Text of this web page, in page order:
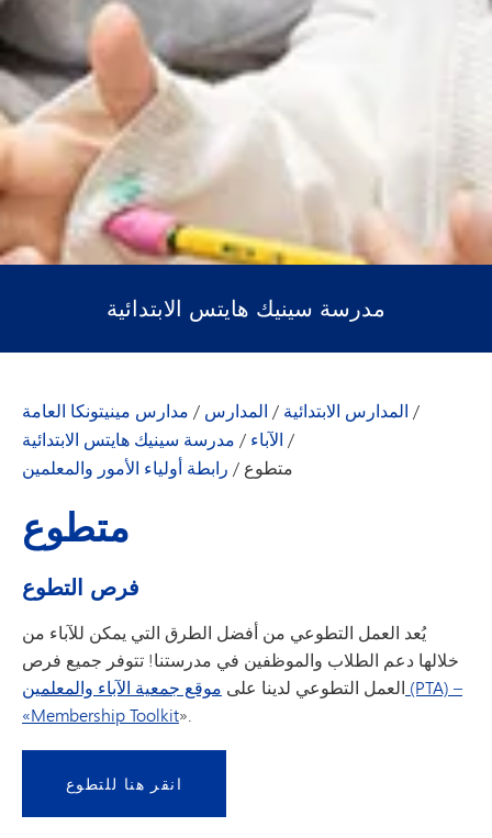
مدرسة سينيك هايتس الابتدائية
مدارس مينيتونكا العامة / المدارس / المدارس الابتدائية /
مدرسة سينيك هايتس الابتدائية / الآباء /
رابطة أولياء الأمور والمعلمين / متطوع
متطوع
فرص التطوع
يُعد العمل التطوعي من أفضل الطرق التي يمكن للآباء من
خلالها دعم الطلاب والموظفين في مدرستنا! تتوفر جميع فرص
العمل التطوعي لدينا على موقع جمعية الآباء والمعلمين (PTA) –
«Membership Toolkit».
انقر هنا للتطوع